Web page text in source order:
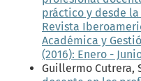
práctico y desde
Revista
Académica y
(2016): Enero -
Guillermo Cutrera,